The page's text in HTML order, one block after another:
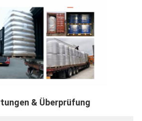
& Überprüfung